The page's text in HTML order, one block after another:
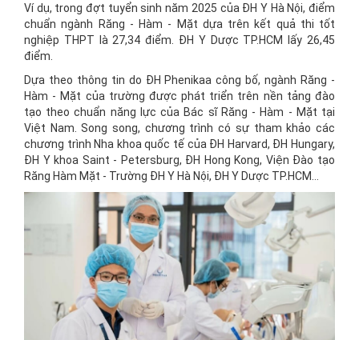
Ví dụ, trong đợt tuyển sinh năm 2025 của ĐH Y Hà Nội, điểm
chuẩn ngành Răng - Hàm - Mặt dựa trên kết quả thi tốt
nghiệp THPT là 27,34 điểm. ĐH Y Dược TP.HCM lấy 26,45
điểm.
Dựa theo thông tin do ĐH Phenikaa công bố, ngành Răng -
Hàm - Mặt của trường được phát triển trên nền tảng đào
tạo theo chuẩn năng lực của Bác sĩ Răng - Hàm - Mặt tại
Việt Nam. Song song, chương trình có sự tham khảo các
chương trình Nha khoa quốc tế của ĐH Harvard, ĐH Hungary,
ĐH Y khoa Saint - Petersburg, ĐH Hong Kong, Viện Đào tạo
Răng Hàm Mặt - Trường ĐH Y Hà Nội, ĐH Y Dược TP.HCM…